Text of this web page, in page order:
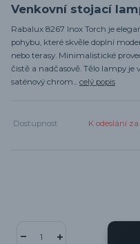
Venkovní stojací
Rabalux 8267 Inox Torch je
pohybu, které skvěle doplní
nebo terasy. Minimalistické
čistě a nadčasově. Tělo lampy je
saténový chrom... celý popis
Dostupnost K odeslání